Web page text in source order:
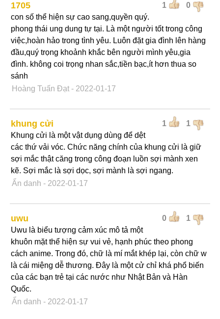
1 0
1705
con số thể hiện sự cao sang,quyền quý.
phong thái ung dung tự tại. Là một người tốt trong công
việc,hoàn hảo trong tình yêu. Luôn đặt gia đình lên hàng
đầu,quý trọng khoảnh khắc bên người mình yêu,gia
đình. không coi trọng nhan sắc,tiền bạc,ít hơn thua so
sánh
Hoàng Tuấn Đạt - 2022-01-17
1 1
khung cửi
Khung cửi là một vật dụng dùng để dệt
các thứ vải vóc. Chức năng chính của khung cửi là giữ
sợi mắc thật căng trong công đoạn luồn sợi mành xen
kẽ. Sợi mắc là sợi dọc, sợi mành là sợi ngang.
Ẩn danh - 2022-01-17
0 1
uwu
Uwu là biểu tượng cảm xúc mô tả một
khuôn mặt thể hiện sự vui vẻ, hạnh phúc theo phong
cách anime. Trong đó, chữ là mí mắt khép lại, còn chữ w
là cái miệng dễ thương. Đây là một cử chỉ khá phổ biến
của các bạn trẻ tại các nước như Nhật Bản và Hàn
Quốc.
Ẩn danh - 2022-01-17